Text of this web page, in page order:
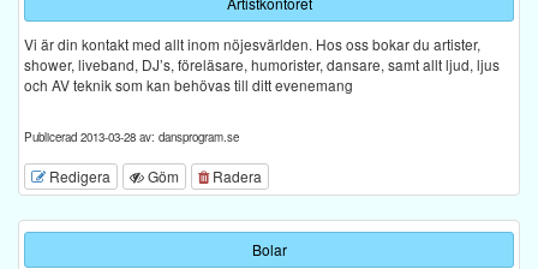
Vi är din kontakt med allt inom nöjesvärlden. Hos oss bokar du artister,
shower, liveband, DJ’s, föreläsare, humorister, dansare, samt allt ljud, ljus
och AV teknik som kan behövas till ditt evenemang
Publicerad 2013-03-28 av: dansprogram.se
Redigera Göm Radera
Bolar